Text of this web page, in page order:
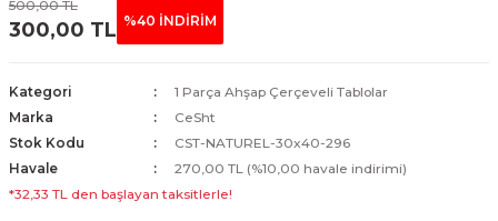
500,00 TL
300,00 TL %40 İNDİRİM
Kategori
1 Parça Ahşap Çerçeveli Tablolar
Marka
CeSht
Stok Kodu
CST-NATUREL-30x40-296
Havale
270,00 TL (%10,00 havale indirimi)
*32,33 TL den başlayan taksitlerle!